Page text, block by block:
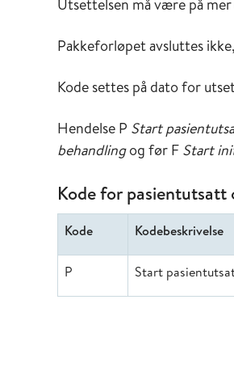
Utsettelsen må være på mer
Pakkeforløpet avsluttes
Kode settes på dato for
Hendelse P Start
behandlingog før F Start
Kode for
Kode Kodebeskrivelse
P Start